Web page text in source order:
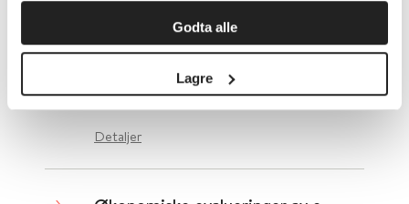
Godta alle
Lagre
oversikt og metaanalyse
Schizophrenia Bulletin 2018
Detaljer